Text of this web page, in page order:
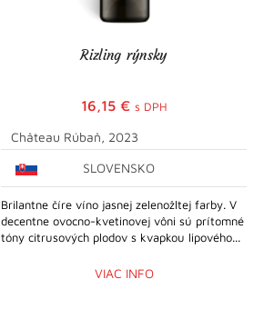
Rizling rýnsky
16,15 € s DPH
Château Rúbaň, 2023
SLOVENSKO
Brilantne číre víno jasnej zelenožltej farby. V
decentne ovocno-kvetinovej vôni sú prítomné
tóny citrusových plodov s kvapkou lipového...
VIAC INFO